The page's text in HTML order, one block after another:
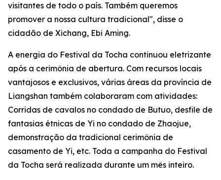
visitantes de todo o país. Também queremos
promover a nossa cultura tradicional", disse o
cidadão de Xichang, Ebi Aming.
A energia do Festival da Tocha continuou eletrizante
após a cerimônia de abertura. Com recursos locais
vantajosos e exclusivos, várias áreas da província de
Liangshan também colaboraram com atividades:
Corridas de cavalos no condado de Butuo, desfile de
fantasias étnicas de ‌Yi no condado de Zhaojue,
demonstração da tradicional cerimônia de
casamento de Yi, etc. Toda a campanha do Festival
da Tocha será realizada durante um mês inteiro.